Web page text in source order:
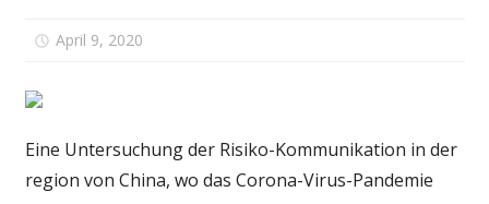
April 9, 2020
19
Eine Untersuchung der Risiko-Kommunikation in der
region von China, wo das Corona-Virus-Pandemie